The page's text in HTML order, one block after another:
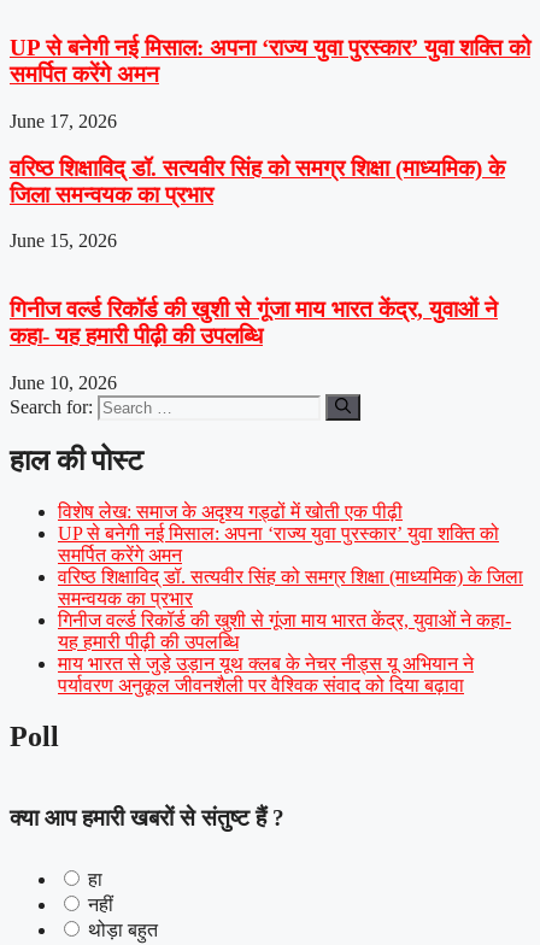
UP से बनेगी नई मिसाल: अपना ‘राज्य युवा पुरस्कार’ युवा शक्ति को
समर्पित करेंगे अमन
June 17, 2026
वरिष्ठ शिक्षाविद् डॉ. सत्यवीर सिंह को समग्र शिक्षा (माध्यमिक) के
जिला समन्वयक का प्रभार
June 15, 2026
गिनीज वर्ल्ड रिकॉर्ड की खुशी से गूंजा माय भारत केंद्र, युवाओं ने
कहा- यह हमारी पीढ़ी की उपलब्धि
June 10, 2026
Search for:
हाल की पोस्ट
विशेष लेख: समाज के अदृश्य गड्ढों में खोती एक पीढ़ी
UP से बनेगी नई मिसाल: अपना ‘राज्य युवा पुरस्कार’ युवा शक्ति को
समर्पित करेंगे अमन
वरिष्ठ शिक्षाविद् डॉ. सत्यवीर सिंह को समग्र शिक्षा (माध्यमिक) के जिला
समन्वयक का प्रभार
गिनीज वर्ल्ड रिकॉर्ड की खुशी से गूंजा माय भारत केंद्र, युवाओं ने कहा-
यह हमारी पीढ़ी की उपलब्धि
माय भारत से जुड़े उड़ान यूथ क्लब के नेचर नीड्स यू अभियान ने
पर्यावरण अनुकूल जीवनशैली पर वैश्विक संवाद को दिया बढ़ावा
Poll
क्या आप हमारी खबरों से संतुष्ट हैं ?
हा
नहीं
थोड़ा बहुत